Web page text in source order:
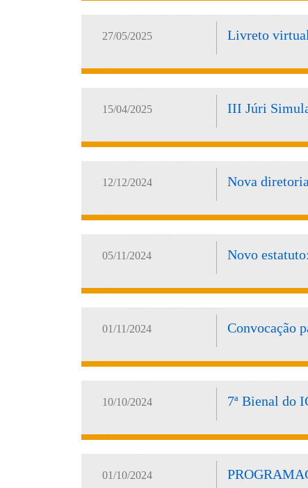
27/05/2025 Livreto
15/04/2025 III Júri
12/12/2024 Nova
05/11/2024 Novo
01/11/2024 Convocação
10/10/2024 7ª Bienal do
01/10/2024